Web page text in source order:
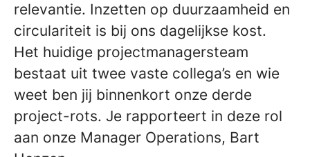
relevantie. Inzetten op duurzaamheid en
circulariteit is bij ons dagelijkse kost.
Het huidige projectmanagersteam
bestaat uit twee vaste collega’s en wie
weet ben jij binnenkort onze derde
project-rots. Je rapporteert in deze rol
aan onze Manager Operations, Bart